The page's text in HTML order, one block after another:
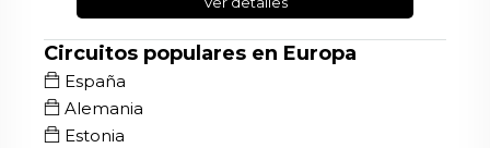
Circuitos populares en Europa
España
Alemania
Estonia